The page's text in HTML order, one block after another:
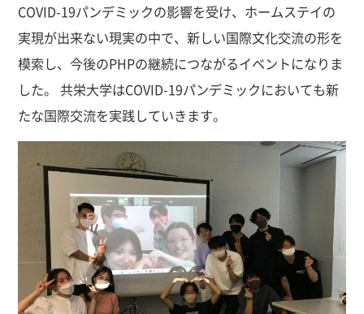
COVID-19パンデミックの影響を受け、ホームステイの
実現が出来ない現実の中で、新しい国際文化交流の形を
模索し、今後のPHPの継続につながるイベントになりま
した。 共栄大学はCOVID-19パンデミックにおいても新
たな国際交流を実践していきます。